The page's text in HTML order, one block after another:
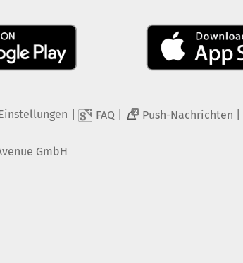
FAQ 2 Push-Nachrichten
GmbH